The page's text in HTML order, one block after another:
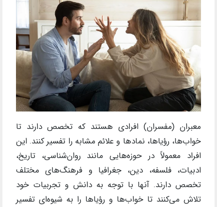
معبران (مفسران) افرادی هستند که تخصص دارند تا
خواب‌ها، رؤیاها، نمادها و علائم مشابه را تفسیر کنند. این
افراد معمولاً در حوزه‌هایی مانند روان‌شناسی، تاریخ،
ادبیات، فلسفه، دین، جغرافیا و فرهنگ‌های مختلف
تخصص دارند. آنها با توجه به دانش و تجربیات خود
تلاش می‌کنند تا خواب‌ها و رؤیاها را به شیوه‌ای تفسیر